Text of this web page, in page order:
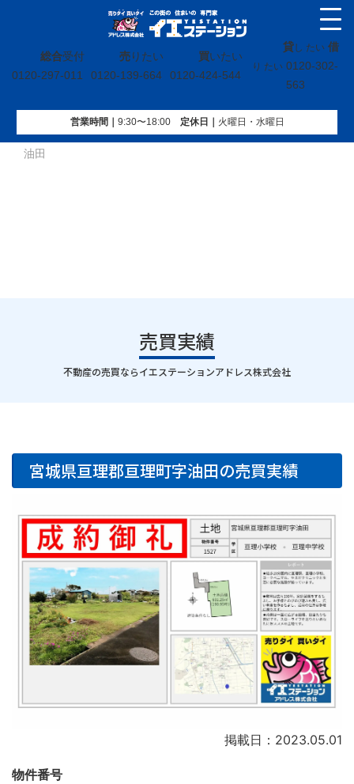
総合受付
0120-297-011
売りたい
0120-139-664
買いたい
0120-424-544
貸し たい 借
り たい 0120-302-
563
営業時間｜ 9:30〜18:00定休⽇｜ 火曜⽇・水曜⽇
イエステーション»売買実績»土地»宮城県亘理郡亘理町字
油田
売買実績
｜
不動産の売買ならイエステーションアドレス株式会社
宮城県亘理郡亘理町字油田の売買実績
掲載日：2023.05.01
物件番号